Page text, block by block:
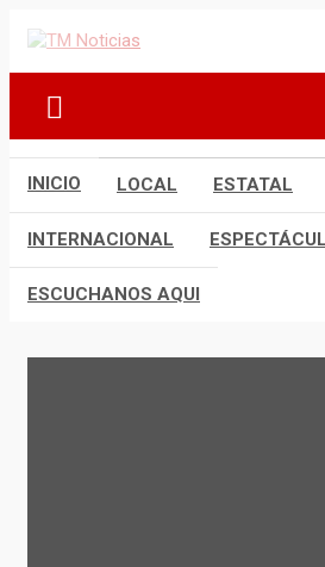
contenido
TM Noticias
INICIO LOCAL ESTATAL
INTERNACIONAL
ESCUCHANOS AQUI